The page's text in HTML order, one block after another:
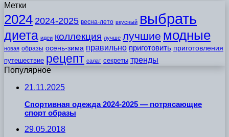
Метки
2024 2024-2025 весна-лето вкусный выбрать
диета идеи коллекция лучше лучшие модные
новая образы осень-зима правильно приготовить приготовления
путешествие рецепт салат секреты тренды
Популярное
21.11.2025
Спортивная одежда 2024-2025 — потрясающие
спорт образы
29.05.2018